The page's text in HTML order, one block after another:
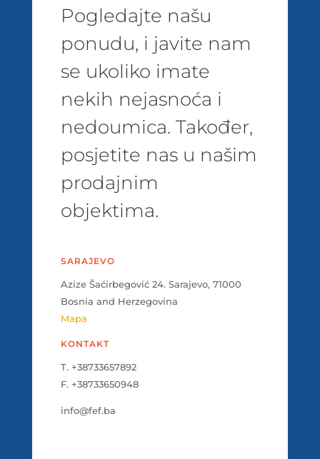
Pogledajte našu
ponudu, i javite nam
se ukoliko imate
nekih nejasnoća i
nedoumica. Također,
posjetite nas u našim
prodajnim
objektima.
SARAJEVO
Azize Šaćirbegović 24. Sarajevo, 71000
Bosnia and Herzegovina
Mapa
KONTAKT
T. +38733657892
F. +38733650948
info@fef.ba